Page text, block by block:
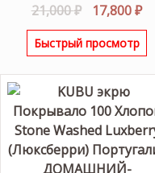
21,000₽
цена
составляла
17,800₽
Быстрый просмотр